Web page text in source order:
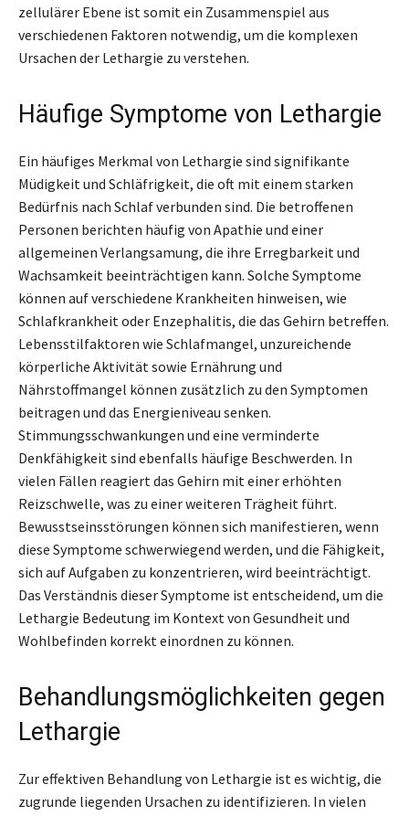
zellulärer Ebene ist somit ein Zusammenspiel aus
verschiedenen Faktoren notwendig, um die komplexen
Ursachen der Lethargie zu verstehen.
Häufige Symptome von Lethargie
Ein häufiges Merkmal von Lethargie sind signifikante
Müdigkeit und Schläfrigkeit, die oft mit einem starken
Bedürfnis nach Schlaf verbunden sind. Die betroffenen
Personen berichten häufig von Apathie und einer
allgemeinen Verlangsamung, die ihre Erregbarkeit und
Wachsamkeit beeinträchtigen kann. Solche Symptome
können auf verschiedene Krankheiten hinweisen, wie
Schlafkrankheit oder Enzephalitis, die das Gehirn betreffen.
Lebensstilfaktoren wie Schlafmangel, unzureichende
körperliche Aktivität sowie Ernährung und
Nährstoffmangel können zusätzlich zu den Symptomen
beitragen und das Energieniveau senken.
Stimmungsschwankungen und eine verminderte
Denkfähigkeit sind ebenfalls häufige Beschwerden. In
vielen Fällen reagiert das Gehirn mit einer erhöhten
Reizschwelle, was zu einer weiteren Trägheit führt.
Bewusstseinsstörungen können sich manifestieren, wenn
diese Symptome schwerwiegend werden, und die Fähigkeit,
sich auf Aufgaben zu konzentrieren, wird beeinträchtigt.
Das Verständnis dieser Symptome ist entscheidend, um die
Lethargie Bedeutung im Kontext von Gesundheit und
Wohlbefinden korrekt einordnen zu können.
Behandlungsmöglichkeiten gegen
Lethargie
Zur effektiven Behandlung von Lethargie ist es wichtig, die
zugrunde liegenden Ursachen zu identifizieren. In vielen